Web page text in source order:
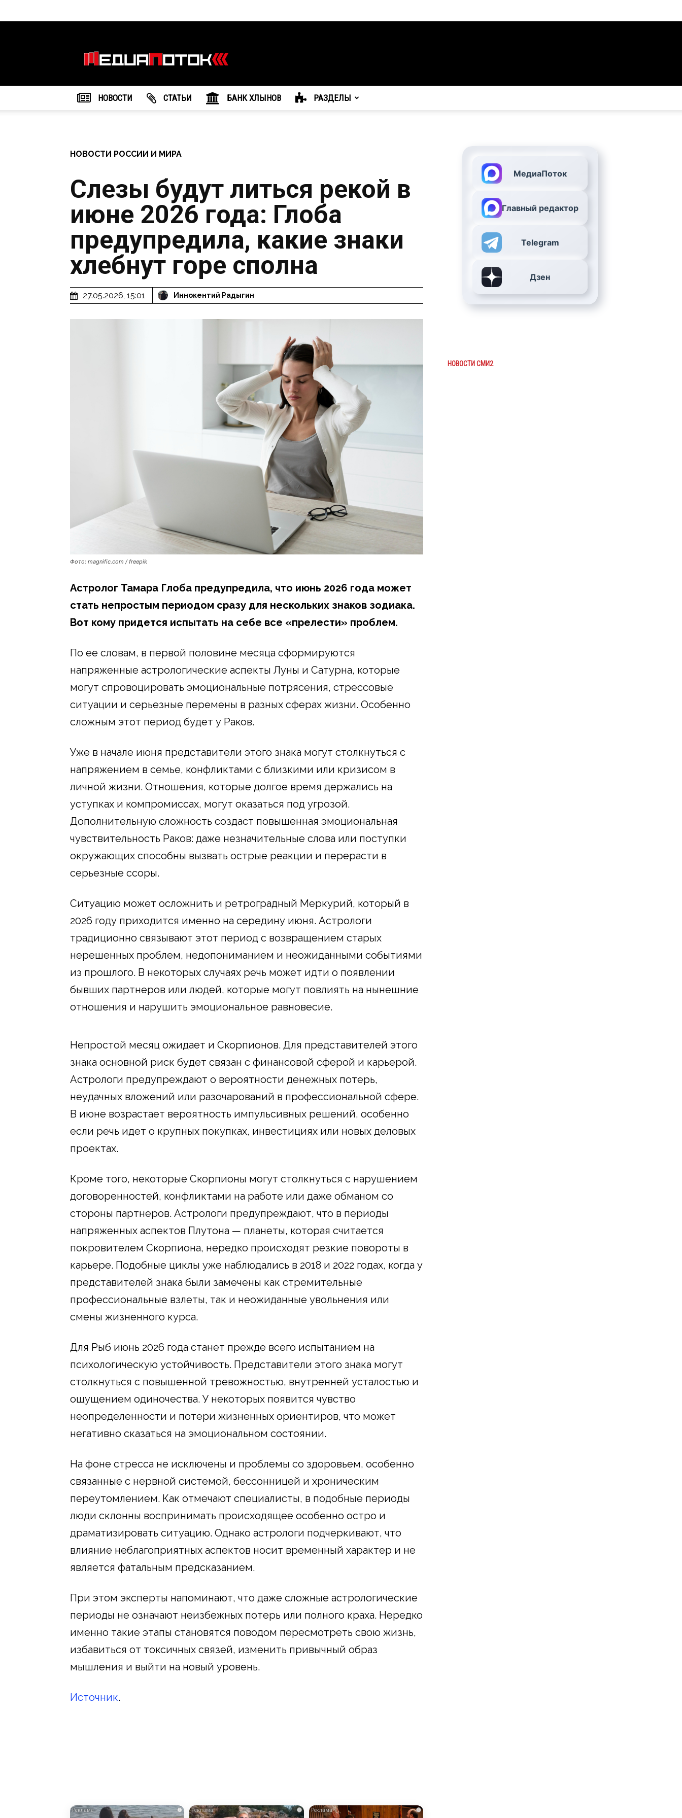
агентство
"МедиаПоток"
НОВОСТИ CТАТЬИ БАНК ХЛЫНОВ РАЗДЕЛЫ
НОВОСТИ РОССИИ И МИРА
Слезы будут литься рекой в
июне 2026 года: Глоба
предупредила, какие знаки
хлебнут горе сполна
27.05.2026, 15:01 Иннокентий Радыгин
Фото: magnific.com / freepik
Астролог Тамара Глоба предупредила, что июнь 2026 года может
стать непростым периодом сразу для нескольких знаков зодиака.
Вот кому придется испытать на себе все «прелести» проблем.
По ее словам, в первой половине месяца сформируются
напряженные астрологические аспекты Луны и Сатурна, которые
могут спровоцировать эмоциональные потрясения, стрессовые
ситуации и серьезные перемены в разных сферах жизни. Особенно
сложным этот период будет у Раков.
Уже в начале июня представители этого знака могут столкнуться с
напряжением в семье, конфликтами с близкими или кризисом в
личной жизни. Отношения, которые долгое время держались на
уступках и компромиссах, могут оказаться под угрозой.
Дополнительную сложность создаст повышенная эмоциональная
чувствительность Раков: даже незначительные слова или поступки
окружающих способны вызвать острые реакции и перерасти в
серьезные ссоры.
Ситуацию может осложнить и ретроградный Меркурий, который в
2026 году приходится именно на середину июня. Астрологи
традиционно связывают этот период с возвращением старых
нерешенных проблем, недопониманием и неожиданными событиями
из прошлого. В некоторых случаях речь может идти о появлении
бывших партнеров или людей, которые могут повлиять на нынешние
отношения и нарушить эмоциональное равновесие.
Непростой месяц ожидает и Скорпионов. Для представителей этого
знака основной риск будет связан с финансовой сферой и карьерой.
Астрологи предупреждают о вероятности денежных потерь,
неудачных вложений или разочарований в профессиональной сфере.
В июне возрастает вероятность импульсивных решений, особенно
если речь идет о крупных покупках, инвестициях или новых деловых
проектах.
Кроме того, некоторые Скорпионы могут столкнуться с нарушением
договоренностей, конфликтами на работе или даже обманом со
стороны партнеров. Астрологи предупреждают, что в периоды
напряженных аспектов Плутона — планеты, которая считается
покровителем Скорпиона, нередко происходят резкие повороты в
карьере. Подобные циклы уже наблюдались в 2018 и 2022 годах, когда у
представителей знака были замечены как стремительные
профессиональные взлеты, так и неожиданные увольнения или
смены жизненного курса.
Для Рыб июнь 2026 года станет прежде всего испытанием на
психологическую устойчивость. Представители этого знака могут
столкнуться с повышенной тревожностью, внутренней усталостью и
ощущением одиночества. У некоторых появится чувство
неопределенности и потери жизненных ориентиров, что может
негативно сказаться на эмоциональном состоянии.
На фоне стресса не исключены и проблемы со здоровьем, особенно
связанные с нервной системой, бессонницей и хроническим
переутомлением. Как отмечают специалисты, в подобные периоды
люди склонны воспринимать происходящее особенно остро и
драматизировать ситуацию. Однако астрологи подчеркивают, что
влияние неблагоприятных аспектов носит временный характер и не
является фатальным предсказанием.
При этом эксперты напоминают, что даже сложные астрологические
периоды не означают неизбежных потерь или полного краха. Нередко
именно такие этапы становятся поводом пересмотреть свою жизнь,
избавиться от токсичных связей, изменить привычный образ
мышления и выйти на новый уровень.
Источник.
i i i
МедиаПоток
Главный редактор
Telegram
Дзен
НОВОСТИ СМИ2